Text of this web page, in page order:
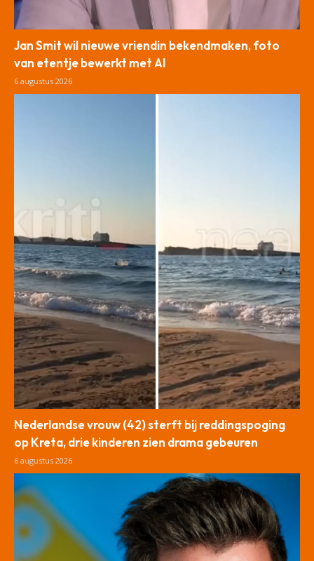
Jan Smit wil nieuwe vriendin bekendmaken, foto
van etentje bewerkt met AI
6 augustus 2026
Nederlandse vrouw (42) sterft bij reddingspoging
op Kreta, drie kinderen zien drama gebeuren
6 augustus 2026